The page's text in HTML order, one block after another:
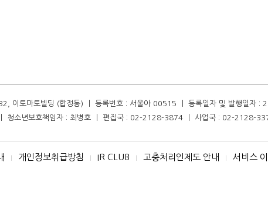
이토마토빌딩 (합정동) ㅣ 등록번호 : 서울아 00515 ㅣ 등록일자 및 발행일자 :
청소년보호책임자 : 최병호 ㅣ 편집국 : 02-2128-3874 ㅣ 사업국 : 02-2128-
I 개인정보취급방침 I IR CLUB I 고충처리인제도 안내 I 서비스